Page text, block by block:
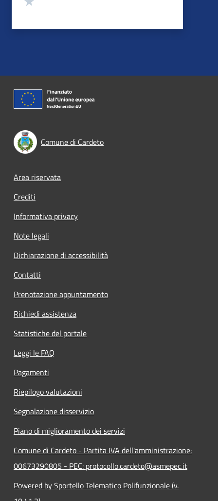
Comune di Cardeto
Footer menu
Area riservata
Crediti
Informativa privacy
Note legali
Dichiarazione di accessibilità
Contatti
Prenotazione appuntamento
Richiedi assistenza
Statistiche del portale
Leggi le FAQ
Pagamenti
Riepilogo valutazioni
Segnalazione disservizio
Piano di miglioramento dei servizi
Comune di Cardeto - Partita IVA dell'amministrazione:
00673290805 - PEC: protocollo.cardeto@asmepec.it
Powered by Sportello Telematico Polifunzionale (v.